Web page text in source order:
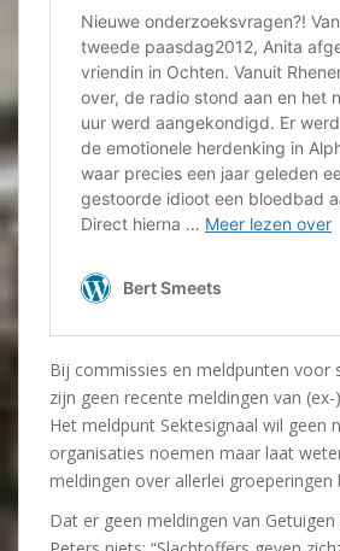
Bij commissies en meldpunten voor
zijn geen recente meldingen van
Het meldpunt Sektesignaal wil geen
organisaties noemen maar laat
meldingen over allerlei groeperingen
Dat er geen meldingen van